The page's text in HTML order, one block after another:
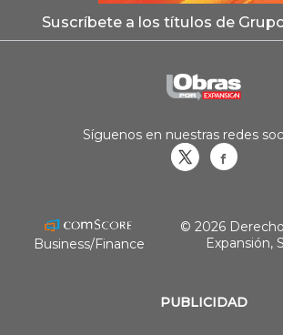
Suscríbete a los títulos de
PUBLICIDAD
Síguenos en nuestras redes
Business/Finance
© 2026
Expansión,